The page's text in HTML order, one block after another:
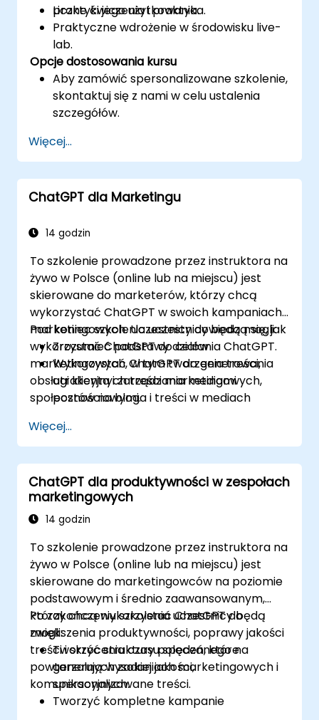
praktyki jego użytkowania.
Liczne ćwiczenia i praktyka.
Praktyczne wdrożenie w środowisku live-
lab.
Opcje dostosowania kursu
Aby zamówić spersonalizowane szkolenie,
skontaktuj się z nami w celu ustalenia
szczegółów.
Więcej...
ChatGPT dla Marketingu
14 godzin
To szkolenie prowadzone przez instruktora na
żywo w Polsce (online lub na miejscu) jest
skierowane do marketerów, którzy chcą
wykorzystać ChatGPT w swoich kampaniach
marketingowych. Uczestnicy dowiedzą się, jak
wykorzystać ChatGPT do celów
marketingowych, w tym tworzenia treści,
obsługi klienta i zarządzania mediami
społecznościowymi.
Pod koniec szkolenia uczestnicy będą mogli:
Zrozumieć podstawy działania ChatGPT.
Wykorzystać ChatGPT do generowania
atrakcyjnych treści marketingowych,
postów na bloga i treści w mediach
Stworzyć chatbot zasilany przez
ChatGPT, aby poprawić obsługę klienta i
zaangażowanie.
Wdrożyć ChatGPT w swojej strategii
marketingowej, aby zaoszczędzić czas i
zwiększyć efektywność.
Więcej...
ChatGPT dla produktywności w zespołach
marketingowych
14 godzin
To szkolenie prowadzone przez instruktora na
żywo w Polsce (online lub na miejscu) jest
skierowane do marketingowców na poziomie
podstawowym i średnio zaawansowanym,
którzy chcą wykorzystać ChatGPT do
zwiększenia produktywności, poprawy jakości
treści i skrócenia czasu spędzanego na
powtarzalnych zadaniach marketingowych i
komunikacyjnych.
Po zakończeniu szkolenia uczestnicy będą
mogli:
Tworzyć struktury poleceń, które
generują wysokiej jakości,
spersonalizowane treści.
Tworzyć kompletne kampanie